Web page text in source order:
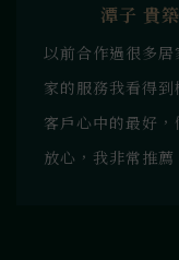
潭子 貴
以前合作過很多
家的服務我看得
客戶心中的最好
放心，我非常推薦